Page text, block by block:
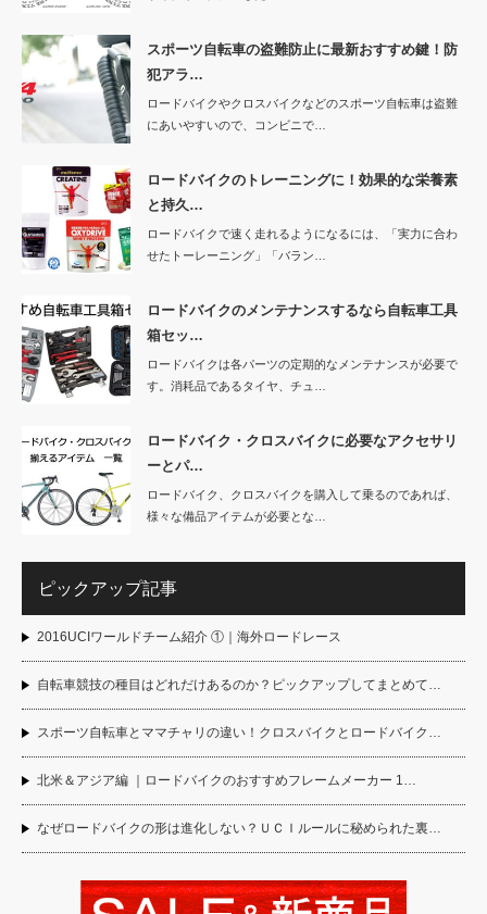
スポーツ自転車の盗難防止に最新おすすめ鍵！防
犯アラ…
ロードバイクやクロスバイクなどのスポーツ自転車は盗難
にあいやすいので、コンビニで…
ロードバイクのトレーニングに！効果的な栄養素
と持久…
ロードバイクで速く走れるようになるには、「実力に合わ
せたトーレーニング」「バラン…
ロードバイクのメンテナンスするなら自転車工具
箱セッ…
ロードバイクは各パーツの定期的なメンテナンスが必要で
す。消耗品であるタイヤ、チュ…
ロードバイク・クロスバイクに必要なアクセサリ
ーとパ…
ロードバイク、クロスバイクを購入して乗るのであれば、
様々な備品アイテムが必要とな…
ピックアップ記事
2016UCIワールドチーム紹介 ①｜海外ロードレース
自転車競技の種目はどれだけあるのか？ピックアップしてまとめて…
スポーツ自転車とママチャリの違い！クロスバイクとロードバイク…
北米＆アジア編 ｜ロードバイクのおすすめフレームメーカー 1…
なぜロードバイクの形は進化しない？ＵＣＩルールに秘められた裏…